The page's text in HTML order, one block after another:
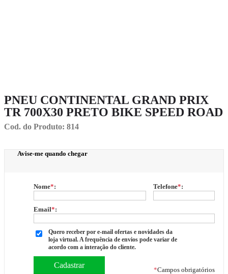
PNEU CONTINENTAL GRAND PRIX
TR 700X30 PRETO BIKE SPEED ROAD
Cod. do Produto: 814
Avise-me quando chegar
Nome*: Telefone*:
Email*:
Quero receber por e-mail ofertas e novidades da
loja virtual. A frequência de envios pode variar de
acordo com a interação do cliente.
*Campos obrigatórios